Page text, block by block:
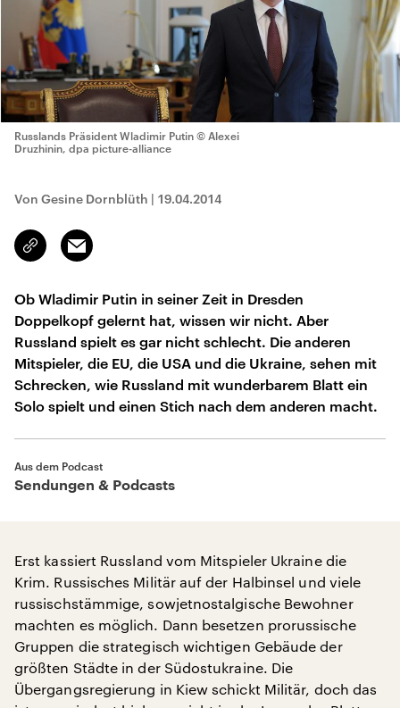
Russlands Präsident Wladimir Putin © Alexei
Druzhinin, dpa picture-alliance
Von Gesine Dornblüth | 19.04.2014
Link
kopieren/teilen
Email
Ob Wladimir Putin in seiner Zeit in Dresden
Doppelkopf gelernt hat, wissen wir nicht. Aber
Russland spielt es gar nicht schlecht. Die anderen
Mitspieler, die EU, die USA und die Ukraine, sehen mit
Schrecken, wie Russland mit wunderbarem Blatt ein
Solo spielt und einen Stich nach dem anderen macht.
Aus dem Podcast
Sendungen & Podcasts
Erst kassiert Russland vom Mitspieler Ukraine die
Krim. Russisches Militär auf der Halbinsel und viele
russischstämmige, sowjetnostalgische Bewohner
machten es möglich. Dann besetzen prorussische
Gruppen die strategisch wichtigen Gebäude der
größten Städte in der Südostukraine. Die
Übergangsregierung in Kiew schickt Militär, doch das